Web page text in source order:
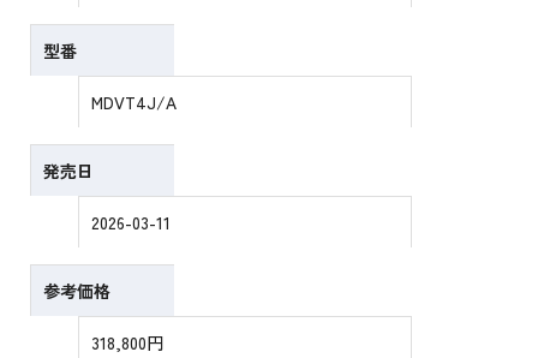
型番
MDVT4J/A
発売日
2026-03-11
参考価格
318,800円